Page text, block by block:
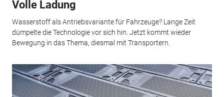
Volle Ladung
Wasserstoff als Antriebsvariante für Fahrzeuge? Lange Zeit
dümpelte die Technologie vor sich hin. Jetzt kommt wieder
Bewegung in das Thema, diesmal mit Transportern.